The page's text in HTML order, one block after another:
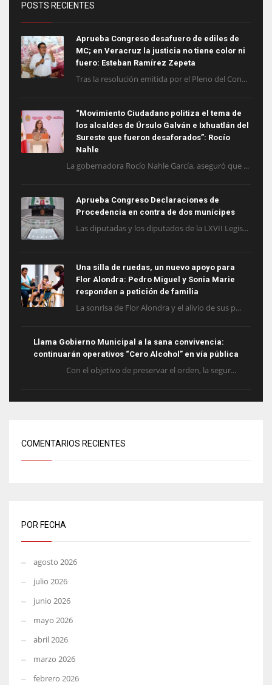
POSTS RECIENTES
Aprueba Congreso desafuero de ediles de
MC; en Veracruz la justicia no tiene color ni
fuero: Esteban Ramírez Zepeta
Tras la resolución emitida por el Pleno del Con...
“Movimiento Ciudadano politiza el tema de
los alcaldes de Úrsulo Galván e Ixhuatlán del
Sureste que fueron desaforados”: Rocío
Nahle
La gobernadora Rocío Nahle García, aseguró que ...
Aprueba Congreso Declaraciones de
Procedencia en contra de dos munícipes
Las diputadas y los diputados de la LXVII Legis...
Una silla de ruedas, un nuevo apoyo para
Flor Alondra: Pedro Miguel y Sonia Marie
responden a petición de familia
La sonrisa de Flor Alondra y el alivio de sus p...
Llama Gobierno Municipal a la sana convivencia:
continuarán operativos “Cero Alcohol” en vía pública
Con el objetivo de preservar el orden, la segur...
COMENTARIOS RECIENTES
POR FECHA
agosto 2026
julio 2026
junio 2026
mayo 2026
abril 2026
marzo 2026
febrero 2026